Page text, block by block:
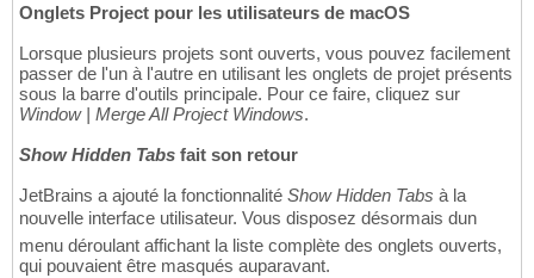
Onglets Project pour les utilisateurs de macOS
Lorsque plusieurs projets sont ouverts, vous pouvez facilement
passer de l'un à l'autre en utilisant les onglets de projet présents
sous la barre d'outils principale. Pour ce faire, cliquez sur
Window | Merge All Project Windows.
Show Hidden Tabs fait son retour
JetBrains a ajouté la fonctionnalité Show Hidden Tabs à la
nouvelle interface utilisateur. Vous disposez désormais dun
menu déroulant affichant la liste complète des onglets ouverts,
qui pouvaient être masqués auparavant.